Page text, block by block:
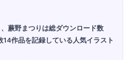
蕨野まつりは総ダウンロード数
作品を記録している人気イラスト